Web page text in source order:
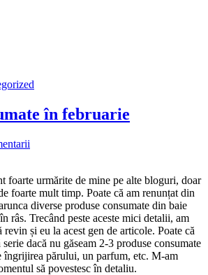
în februarie
foarte urmărite de mine pe alte bloguri, doar
foarte mult timp. Poate că am renunțat din
diverse produse consumate din baie
râs. Trecând peste aceste mici detalii, am
revin și eu la acest gen de articole. Poate că
serie dacă nu găseam 2-3 produse consumate
îngrijirea părului, un parfum, etc. M-am
să povestesc în detaliu.